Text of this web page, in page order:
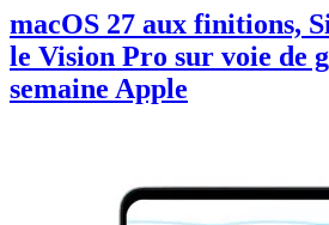
macOS 27 aux finitions,
le Vision Pro sur voie de
semaine Apple